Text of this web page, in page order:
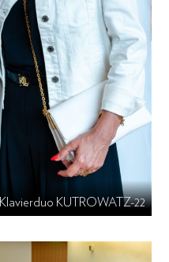
Klavierduo KUTROWATZ-22